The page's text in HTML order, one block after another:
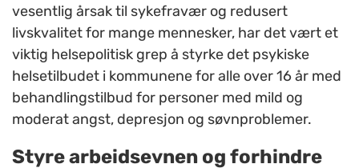
vesentlig årsak til sykefravær og redusert
livskvalitet for mange mennesker, har det vært et
viktig helsepolitisk grep å styrke det psykiske
helsetilbudet i kommunene for alle over 16 år med
behandlingstilbud for personer med mild og
moderat angst, depresjon og søvnproblemer.
Styre arbeidsevnen og forhindre